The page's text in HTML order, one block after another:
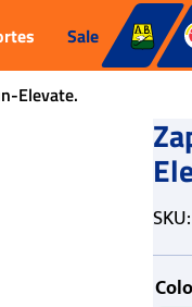
Sale
Elevate.
SKU: